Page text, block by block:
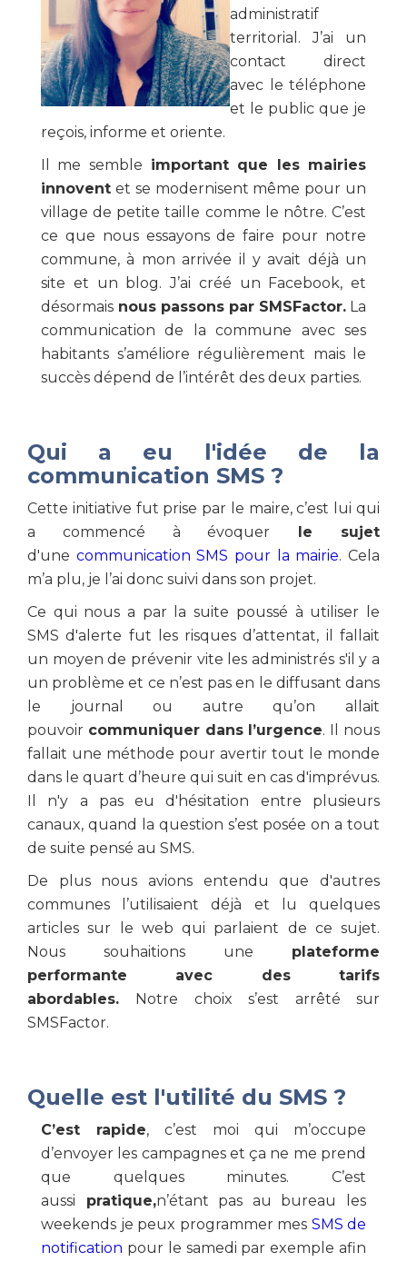
administratif
territorial. J’ai un
contact direct
avec le téléphone
et le public que je
reçois, informe et oriente.
Il me semble important que les mairies
innovent et se modernisent même pour un
village de petite taille comme le nôtre. C’est
ce que nous essayons de faire pour notre
commune, à mon arrivée il y avait déjà un
site et un blog. J’ai créé un Facebook, et
désormais nous passons par SMSFactor. La
communication de la commune avec ses
habitants s’améliore régulièrement mais le
succès dépend de l’intérêt des deux parties.
Qui a eu l'idée de la
communication SMS ?
Cette initiative fut prise par le maire, c’est lui qui
a commencé à évoquer le sujet
d'une communication SMS pour la mairie. Cela
m’a plu, je l’ai donc suivi dans son projet.
Ce qui nous a par la suite poussé à utiliser le
SMS d'alerte fut les risques d’attentat, il fallait
un moyen de prévenir vite les administrés s'il y a
un problème et ce n’est pas en le diffusant dans
le journal ou autre qu’on allait
pouvoir communiquer dans l’urgence. Il nous
fallait une méthode pour avertir tout le monde
dans le quart d’heure qui suit en cas d'imprévus.
Il n'y a pas eu d'hésitation entre plusieurs
canaux, quand la question s’est posée on a tout
de suite pensé au SMS.
De plus nous avions entendu que d'autres
communes l’utilisaient déjà et lu quelques
articles sur le web qui parlaient de ce sujet.
Nous souhaitions une plateforme
performante avec des tarifs
abordables. Notre choix s’est arrêté sur
SMSFactor.
Quelle est l'utilité du SMS ?
C’est rapide, c’est moi qui m’occupe
d’envoyer les campagnes et ça ne me prend
que quelques minutes. C’est
aussi pratique,n’étant pas au bureau les
weekends je peux programmer mes SMS de
notification pour le samedi par exemple afin